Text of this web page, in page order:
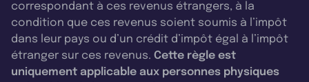
correspondant à ces revenus étrangers, à la
condition que ces revenus soient soumis à l’impôt
dans leur pays ou d’un crédit d’impôt égal à l’impôt
étranger sur ces revenus. Cette règle est
uniquement applicable aux personnes physiques